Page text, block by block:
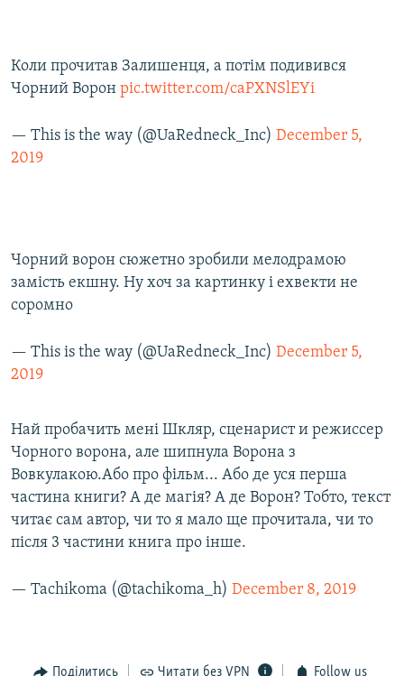
Коли прочитав Залишенця, а потім подивився
Чорний Ворон pic.twitter.com/caPXNSlEYi
— This is the way (@UaRedneck_Inc) December 5,
2019
Чорний ворон сюжетно зробили мелодрамою
замість екшну. Ну хоч за картинку і ехвекти не
соромно
— This is the way (@UaRedneck_Inc) December 5,
2019
Най пробачить мені Шкляр, сценарист и режиссер
Чорного ворона, але шипнула Ворона з
Вовкулакою.Або про фільм... Або де уся перша
частина книги? А де магія? А де Ворон? Тобто, текст
читає сам автор, чи то я мало ще прочитала, чи то
після 3 частини книга про інше.
— Tachikoma (@tachikoma_h) December 8, 2019
Поділитись Читати без VPN Follow us